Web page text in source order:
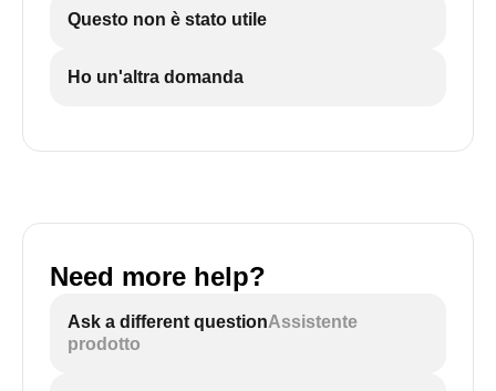
Questo non è stato utile
Ho un'altra domanda
Need more help?
Ask a different questionAssistente
prodotto